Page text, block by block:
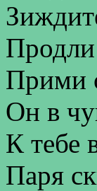
Продли
Прими
Он в
К тебе
Паря